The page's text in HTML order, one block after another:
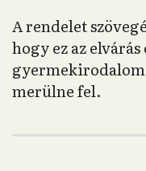
A rendelet
hogy ez az
gyermekirodalom
merülne fel.